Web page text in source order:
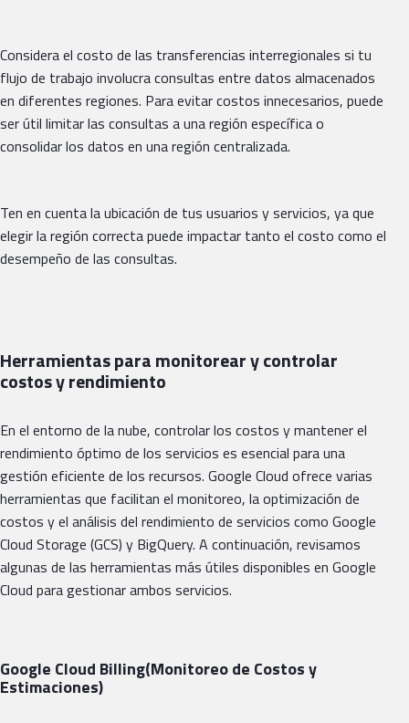
Considera el costo de las transferencias interregionales si tu
flujo de trabajo involucra consultas entre datos almacenados
en diferentes regiones. Para evitar costos innecesarios, puede
ser útil limitar las consultas a una región específica o
consolidar los datos en una región centralizada.
Ten en cuenta la ubicación de tus usuarios y servicios, ya que
elegir la región correcta puede impactar tanto el costo como el
desempeño de las consultas.
Herramientas para monitorear y controlar
costos y rendimiento
En el entorno de la nube, controlar los costos y mantener el
rendimiento óptimo de los servicios es esencial para una
gestión eficiente de los recursos. Google Cloud ofrece varias
herramientas que facilitan el monitoreo, la optimización de
costos y el análisis del rendimiento de servicios como Google
Cloud Storage (GCS) y BigQuery. A continuación, revisamos
algunas de las herramientas más útiles disponibles en Google
Cloud para gestionar ambos servicios.
Google Cloud Billing(Monitoreo de Costos y
Estimaciones)